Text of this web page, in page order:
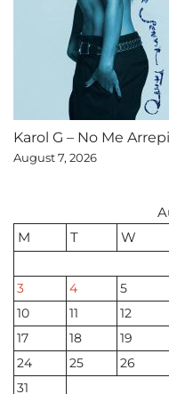
Karol G – No Me
August 7, 2026
M
T W
3
4 5
10
11 12
17
18 19
24
25 26
31